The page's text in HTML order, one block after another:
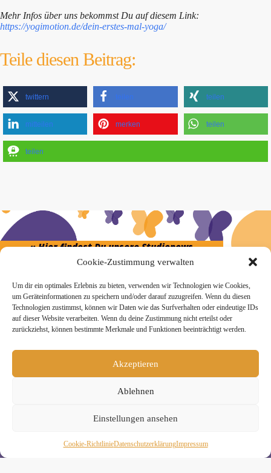
Cookie-Zustimmung verwalten
Um dir ein optimales Erlebnis zu bieten, verwenden wir Technologien wie Cookies,
um Geräteinformationen zu speichern und/oder darauf zuzugreifen. Wenn du diesen
Technologien zustimmst, können wir Daten wie das Surfverhalten oder eindeutige IDs
auf dieser Website verarbeiten. Wenn du deine Zustimmung nicht erteilst oder
zurückziehst, können bestimmte Merkmale und Funktionen beeinträchtigt werden.
Akzeptieren
Ablehnen
Einstellungen ansehen
Cookie-RichtlinieDaten­schutz­erklä­rungImpressum
Mehr Infos über uns bekommst Du auf diesem Link:
https://yogimotion.de/dein-erstes-mal-yoga/
Teile diesen Beitrag:
twittern teilen teilen
mitteilen merken teilen
teilen
» Hier findest Du unsere Studionews
» Unsere Hygienemassnahmen
Melde Dich hier zum Yogimotion Newsletter an:
Wenn Du magst, schicke ich Dir ungefähr monatlich Infos zu
aktuellen Kursen und Workshops bei Yogimotion. Du kannst
Nutzung Deiner Daten findest Du in unserer